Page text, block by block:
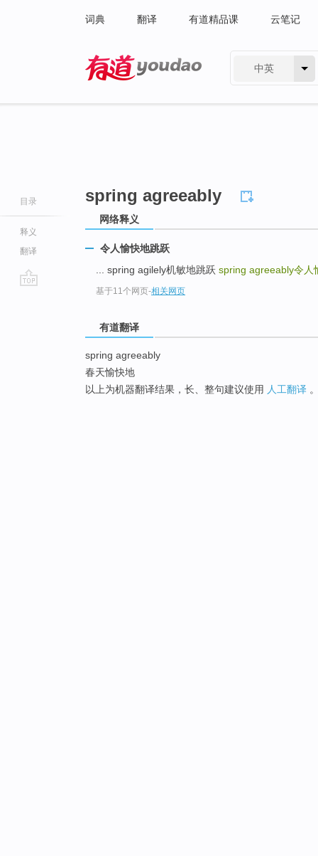
词典 翻译 有道精品课 云笔记
中英
目录
释义
翻译
spring agreeably
网络释义
令人愉快地跳跃
... spring agilely机敏地跳跃 spring agreeably令人
基于11个网页-相关网页
有道翻译
spring agreeably
春天愉快地
以上为机器翻译结果，长、整句建议使用 人工翻译